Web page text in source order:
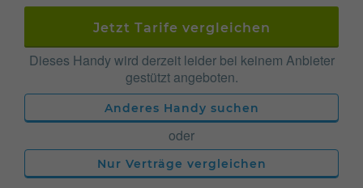
Jetzt Tarife vergleichen
Dieses Handy wird derzeit leider bei keinem Anbieter
gestützt angeboten.
Anderes Handy suchen
oder
Nur Verträge vergleichen